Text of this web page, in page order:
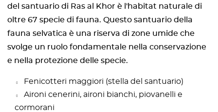
del santuario di Ras al Khor è l'habitat naturale di
oltre 67 specie di fauna. Questo santuario della
fauna selvatica è una riserva di zone umide che
svolge un ruolo fondamentale nella conservazione
e nella protezione delle specie.
Fenicotteri maggiori (stella del santuario)
Aironi cenerini, aironi bianchi, piovanelli e
cormorani